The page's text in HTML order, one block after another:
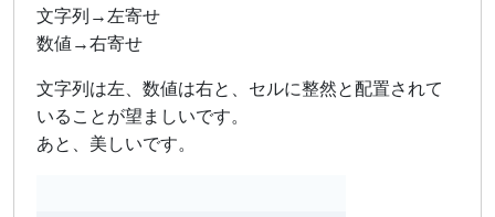
文字列→左寄せ
数値→右寄せ
文字列は左、数値は右と、セルに整然と配置されて
いることが望ましいです。
あと、美しいです。